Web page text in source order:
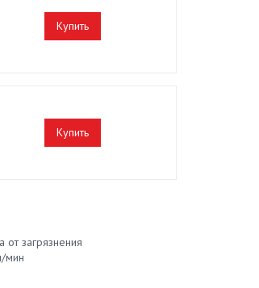
Купить
Купить
загрязнения
мин